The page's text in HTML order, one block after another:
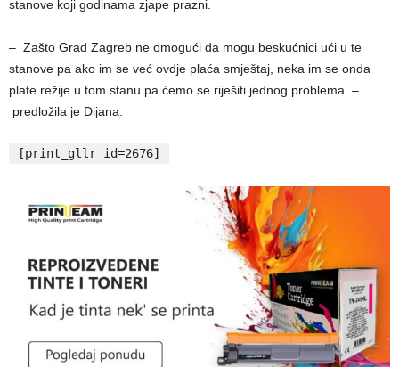
stanove koji godinama zjape prazni.
– Zašto Grad Zagreb ne omogući da mogu beskućnici ući u te
stanove pa ako im se već ovdje plaća smještaj, neka im se onda
plate režije u tom stanu pa ćemo se riješiti jednog problema –
predložila je Dijana.
[print_gllr id=2676]